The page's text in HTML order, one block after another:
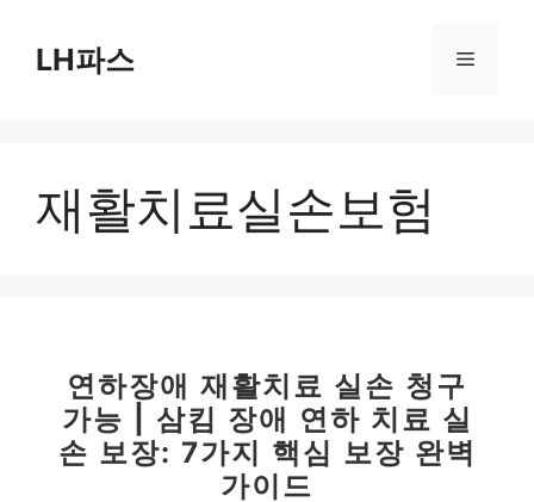
LH파스 메
재활치료실손보험
연하장애 재활치료 실손 청구
가능 | 삼킴 장애 연하 치료 실
손 보장: 7가지 핵심 보장 완벽
가이드